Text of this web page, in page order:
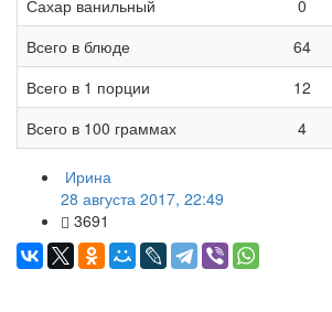
Сахар ванильный
0
Всего в блюде
64
Всего в 1 порции
12
Всего в 100 граммах
4
Ирина
28 августа 2017, 22:49
3691